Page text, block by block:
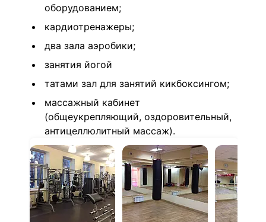
оборудованием;
кардиотренажеры;
два зала аэробики;
занятия йогой
татами зал для занятий кикбоксингом;
массажный кабинет
(общеукрепляющий, оздоровительный,
антицеллюлитный массаж).